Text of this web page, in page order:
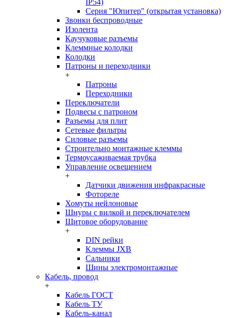
Серия "Юпитер" (открытая установка)
Звонки беспроводные
Изолента
Каучуковые разъемы
Клеммные колодки
Колодки
Патроны и переходники
+
Патроны
Переходники
Переключатели
Подвесы с патроном
Разъемы для плит
Сетевые фильтры
Силовые разъемы
Строительно монтажные клеммы
Термоусаживаемая трубка
Управление освещением
+
Датчики движения инфракрасные
Фотореле
Хомуты нейлоновые
Шнуры с вилкой и переключателем
Щитовое оборудование
+
DIN рейки
Клеммы JXB
Сальники
Шины электромонтажные
Кабель, провод
+
Кабель ГОСТ
Кабель ТУ
Кабель-канал